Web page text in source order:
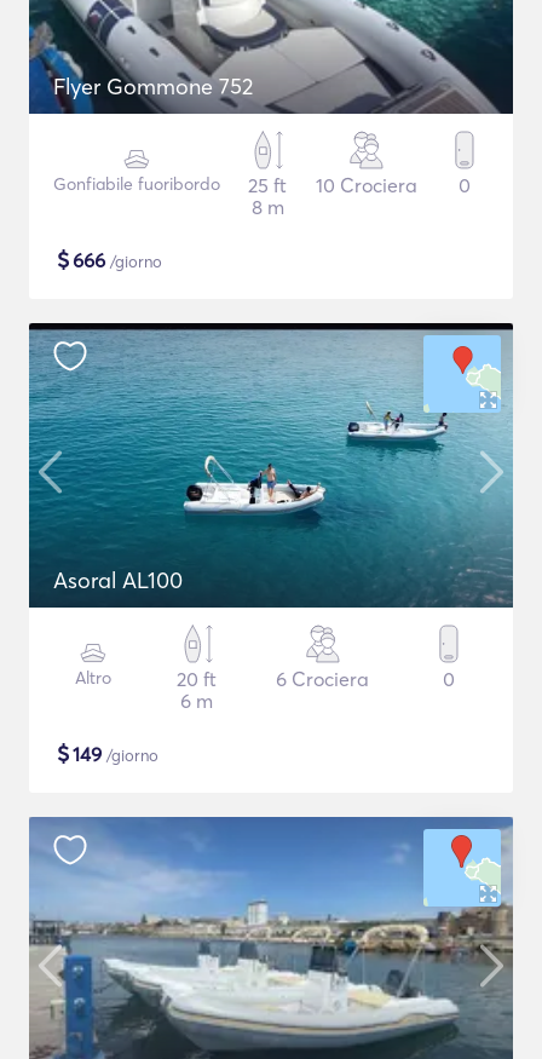
Flyer Gommone 752
Gonfiabile fuoribordo
25 ft
8 m
10 Crociera 0
$666 /giorno
Asoral AL100
Altro
20 ft
6 m
6 Crociera 0
$149 /giorno